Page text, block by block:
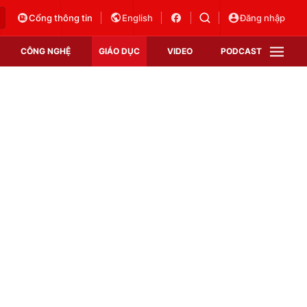
Cổng thông tin English Đăng nhập
CÔNG NGHỆ GIÁO DỤC VIDEO PODCAST